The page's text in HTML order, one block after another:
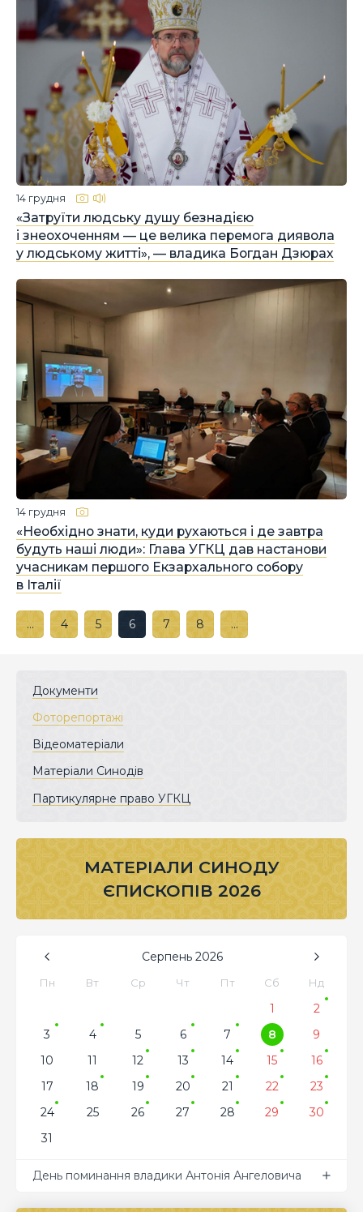
«Затруїти людську душу безнадією
і знеохоченням — це велика перемога диявола
у людському житті», — владика Богдан Дзюрах
14 грудня
«Необхідно знати, куди рухаються і де завтра
будуть наші люди»: Глава УГКЦ дав настанови
учасникам першого Екзархального собору
в Італії
14 грудня
… 4 5 6 7 8 …
Документи
Фоторепортажі
Відеоматеріали
Матеріали Синодів
Партикулярне право УГКЦ
МАТЕРІАЛИ СИНОДУ
ЄПИСКОПІВ 2026
Серпень 2026
Пн Вт Ср Чт Пт Сб Нд
1
2
3
4 5 6 7 8
9
10
11 12 13 14 15
16
17
18 19 20 21 22
23
24
25 26 27 28 29
30
31
День поминання владики Антонія Ангеловича